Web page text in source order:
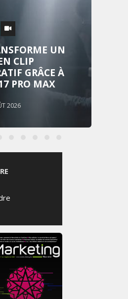
UN
CLIP
GRÂCE À
PRO MAX
2026